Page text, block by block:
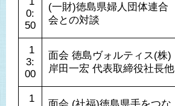
0:
50
(一財)徳島県婦人団体連合
会との対談
3:
00
面会 徳島ヴォルティス(株)
岸田一宏 代表取締役社長他
面会 (社福)徳島県手をつな